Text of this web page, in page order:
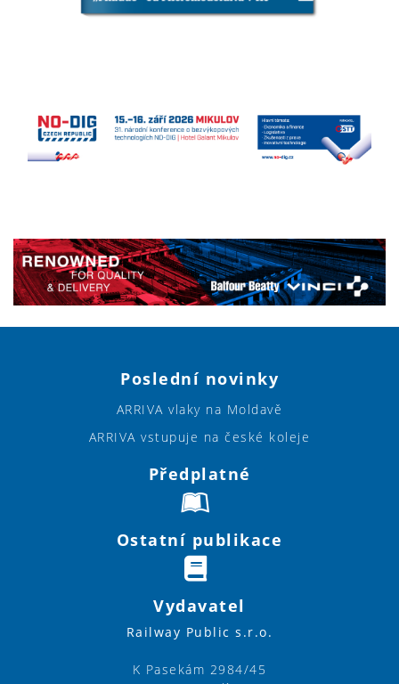
Poslední novinky
ARRIVA vlaky na Moldavě
ARRIVA vstupuje na české koleje
Předplatné
Ostatní publikace
Vydavatel
Railway Public s.r.o.
K Pasekám 2984/45